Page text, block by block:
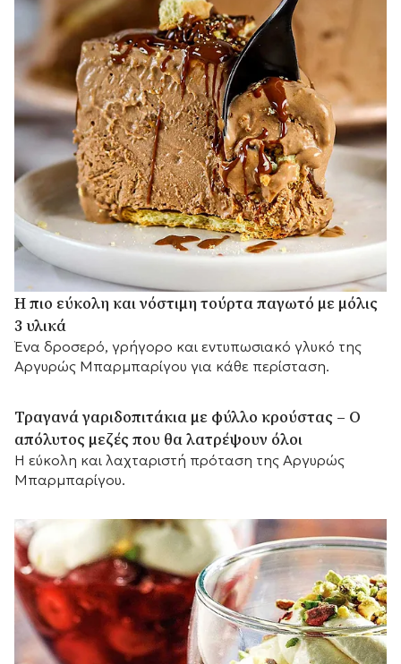
Η πιο εύκολη και νόστιμη τούρτα παγωτό με μόλις
3 υλικά
Ένα δροσερό, γρήγορο και εντυπωσιακό γλυκό της
Αργυρώς Μπαρμπαρίγου για κάθε περίσταση.
Τραγανά γαριδοπιτάκια με φύλλο κρούστας – Ο
απόλυτος μεζές που θα λατρέψουν όλοι
Η εύκολη και λαχταριστή πρόταση της Αργυρώς
Μπαρμπαρίγου.